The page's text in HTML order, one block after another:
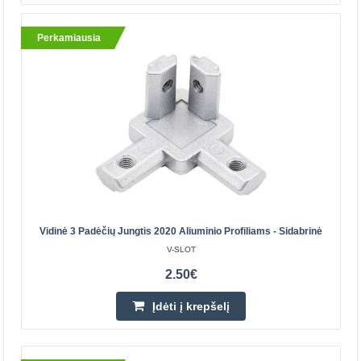
3.00€
Parduotuvėje Vilniuje YRA
Parduotuvėje Kaune YRA
Įdėti į krepšelį
Pridėti prie pageidavimų sąrašo
Perkamiausia
Vidinė 3 Padėčių Jungtis 2020 Aliuminio Profiliams - Sidabrinė
V-SLOT
2.50€
Įdėti į krepšelį